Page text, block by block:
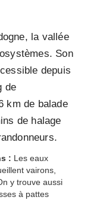
la vallée
Son
depuis
de
km de balade
de halage
: Les eaux
vairons,
y trouve aussi
à pattes